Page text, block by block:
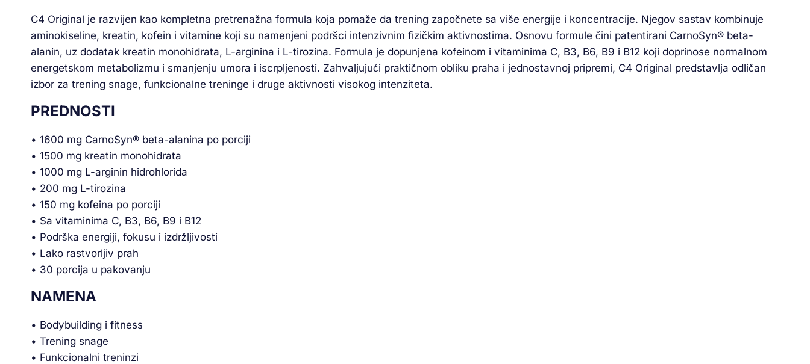
C4 Original je razvijen kao kompletna pretrenažna formula koja pomaže da trening započnete sa više energije i koncentracije. Njegov sastav kombinuje
aminokiseline, kreatin, kofein i vitamine koji su namenjeni podršci intenzivnim fizičkim aktivnostima. Osnovu formule čini patentirani CarnoSyn® beta-
alanin, uz dodatak kreatin monohidrata, L-arginina i L-tirozina. Formula je dopunjena kofeinom i vitaminima C, B3, B6, B9 i B12 koji doprinose normalnom
energetskom metabolizmu i smanjenju umora i iscrpljenosti. Zahvaljujući praktičnom obliku praha i jednostavnoj pripremi, C4 Original predstavlja odličan
izbor za trening snage, funkcionalne treninge i druge aktivnosti visokog intenziteta.
PREDNOSTI
• 1600 mg CarnoSyn® beta-alanina po porciji
• 1500 mg kreatin monohidrata
• 1000 mg L-arginin hidrohlorida
• 200 mg L-tirozina
• 150 mg kofeina po porciji
• Sa vitaminima C, B3, B6, B9 i B12
• Podrška energiji, fokusu i izdržljivosti
• Lako rastvorljiv prah
• 30 porcija u pakovanju
NAMENA
• Bodybuilding i fitness
• Trening snage
• Funkcionalni treninzi